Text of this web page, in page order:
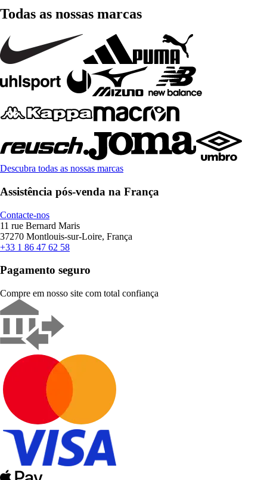
Todas as nossas marcas
Descubra todas as nossas marcas
Assistência pós-venda na França
Contacte-nos
11 rue Bernard Maris
37270 Montlouis-sur-Loire, França
+33 1 86 47 62 58
Pagamento seguro
Compre em nosso site com total confiança